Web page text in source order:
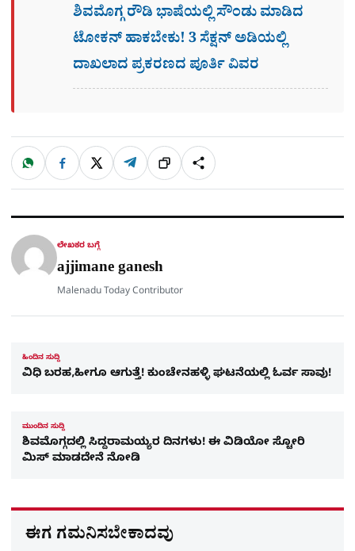
ಶಿವಮೊಗ್ಗ ರೌಡಿ ಭಾಷೆಯಲ್ಲಿ ಸೌಂಡು ಮಾಡಿದ
ಟೋಕನ್ ಹಾಕಬೇಕು! 3 ಸೆಕ್ಷನ್​ ಅಡಿಯಲ್ಲಿ
ದಾಖಲಾದ ಪ್ರಕರಣದ ಪೂರ್ತಿ ವಿವರ
ಹಂಚಿಕೊಳ್ಳಿ
W
a
t
p
p
F
c
e
o
k
X T
l
e
a
m
ಲಿಂ
ಕ್
S
h
a
ಲೇಖಕರ ಬಗ್ಗೆ
ajjimane ganesh
Malenadu Today Contributor
ಹಿಂದಿನ ಸುದ್ದಿ
ವಿಧಿ ಬರಹ,ಹೀಗೂ ಆಗುತ್ತೆ! ಕುಂಚೇನಹಳ್ಳಿ ಘಟನೆಯಲ್ಲಿ ಓರ್ವ ಸಾವು!
ಮುಂದಿನ ಸುದ್ದಿ
ಶಿವಮೊಗ್ಗದಲ್ಲಿ ಸಿದ್ದರಾಮಯ್ಯರ ದಿನಗಳು! ಈ ವಿಡಿಯೋ ಸ್ಟೋರಿ
ಮಿಸ್​ ಮಾಡದೇನೆ ನೋಡಿ
ಈಗ ಗಮನಿಸಬೇಕಾದವು